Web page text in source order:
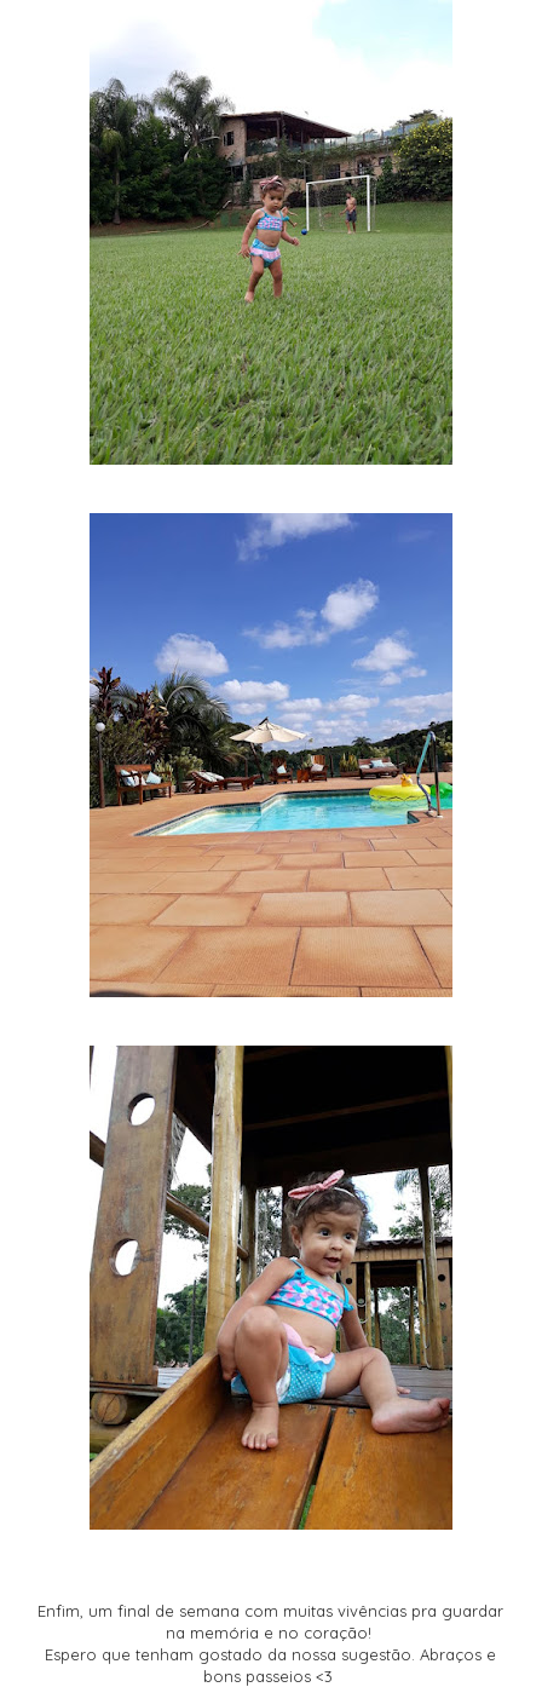
Enfim, um final de semana com muitas vivências pra guardar
na memória e no coração!
Espero que tenham gostado da nossa sugestão. Abraços e
bons passeios <3